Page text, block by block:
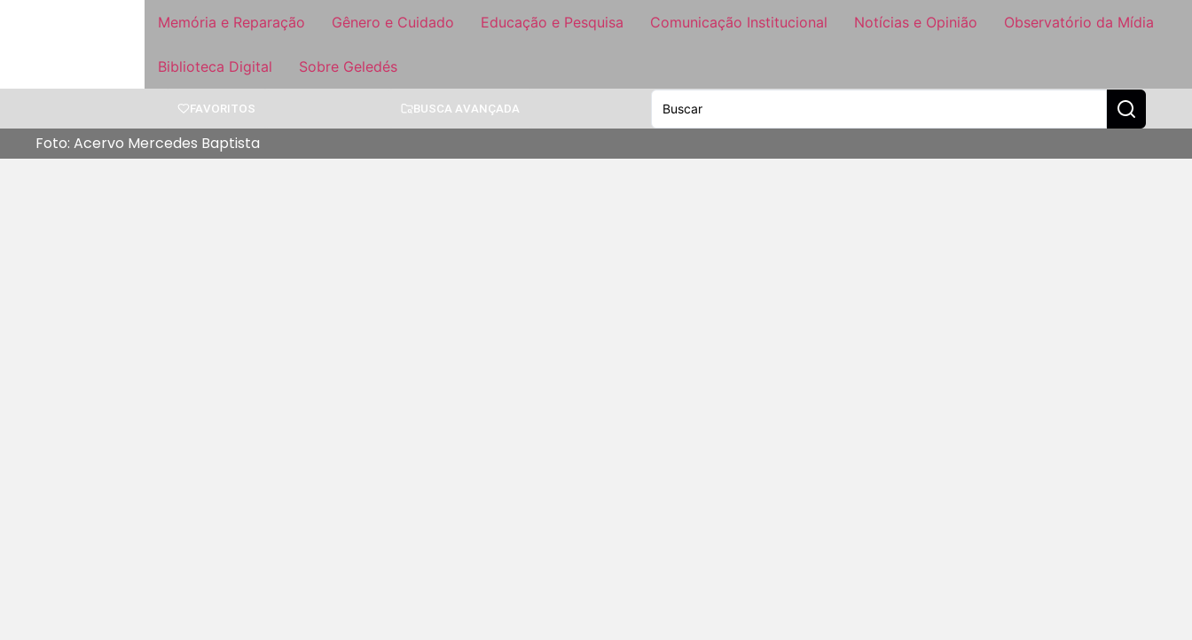
Memória e Reparação Gênero e Cuidado Educação e Pesquisa Comunicação Institucional Notícias e Opinião Observatório da Mídia
Biblioteca Digital Sobre Geledés
FAVORITOS BUSCA AVANÇADA
Foto: Acervo Mercedes Baptista